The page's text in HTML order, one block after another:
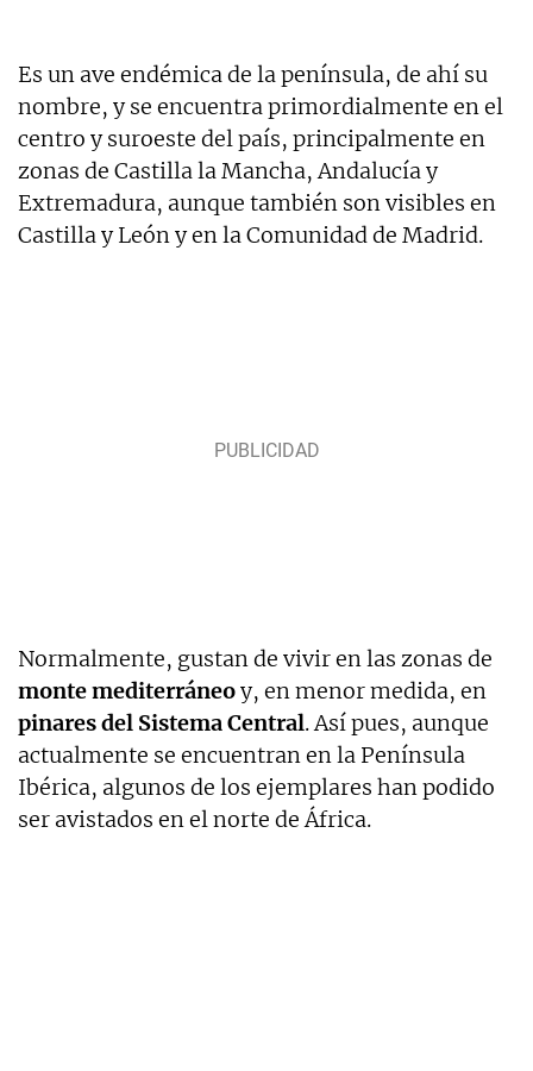
Es un ave endémica de la península, de ahí su
nombre, y se encuentra primordialmente en el
centro y suroeste del país, principalmente en
zonas de Castilla la Mancha, Andalucía y
Extremadura, aunque también son visibles en
Castilla y León y en la Comunidad de Madrid.
Normalmente, gustan de vivir en las zonas de
monte mediterráneoy, en menor medida, en
pinares del Sistema Central. Así pues, aunque
actualmente se encuentran en la Península
Ibérica, algunos de los ejemplares han podido
ser avistados en el norte de África.